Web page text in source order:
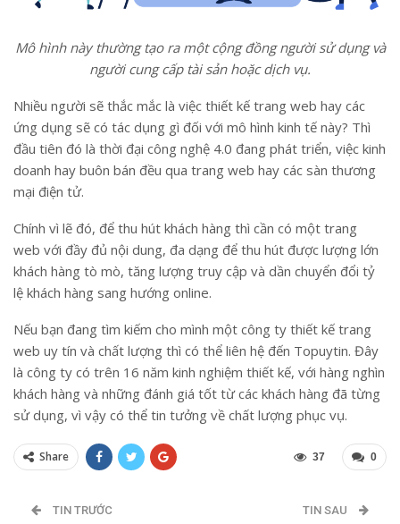
Mô hình này thường tạo ra một cộng đồng người sử dụng và
người cung cấp tài sản hoặc dịch vụ.
Nhiều người sẽ thắc mắc là việc thiết kế trang web hay các
ứng dụng sẽ có tác dụng gì đối với mô hình kinh tế này? Thì
đầu tiên đó là thời đại công nghệ 4.0 đang phát triển, việc kinh
doanh hay buôn bán đều qua trang web hay các sàn thương
mại điện tử.
Chính vì lẽ đó, để thu hút khách hàng thì cần có một trang
web với đầy đủ nội dung, đa dạng để thu hút được lượng lớn
khách hàng tò mò, tăng lượng truy cập và dần chuyển đổi tỷ
lệ khách hàng sang hướng online.
Nếu bạn đang tìm kiếm cho mình một công ty thiết kế trang
web uy tín và chất lượng thì có thể liên hệ đến Topuytin. Đây
là công ty có trên 16 năm kinh nghiệm thiết kế, với hàng nghìn
khách hàng và những đánh giá tốt từ các khách hàng đã từng
sử dụng, vì vậy có thể tin tưởng về chất lượng phục vụ.
Share 0
37
TIN TRƯỚC TIN SAU